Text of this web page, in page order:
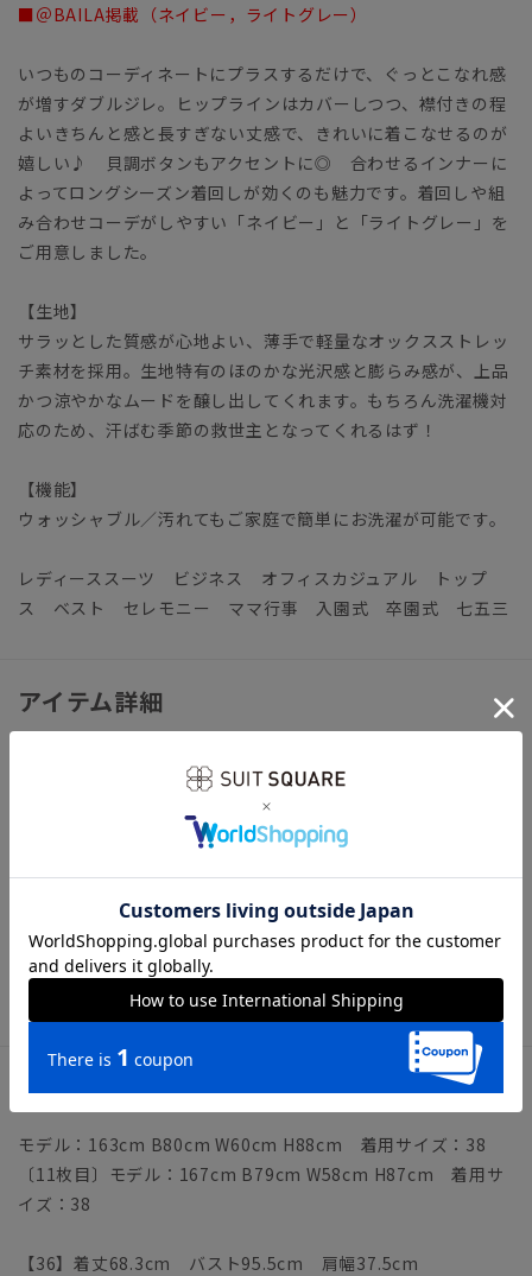
■＠BAILA掲載（ネイビー，ライトグレー）
いつものコーディネートにプラスするだけで、ぐっとこなれ感
が増すダブルジレ。ヒップラインはカバーしつつ、襟付きの程
よいきちんと感と長すぎない丈感で、きれいに着こなせるのが
嬉しい♪ 貝調ボタンもアクセントに◎ 合わせるインナーに
よってロングシーズン着回しが効くのも魅力です。着回しや組
み合わせコーデがしやすい「ネイビー」と「ライトグレー」を
ご用意しました。
【生地】
サラッとした質感が心地よい、薄手で軽量なオックスストレッ
チ素材を採用。生地特有のほのかな光沢感と膨らみ感が、上品
かつ涼やかなムードを醸し出してくれます。もちろん洗濯機対
応のため、汗ばむ季節の救世主となってくれるはず！
【機能】
ウォッシャブル／汚れてもご家庭で簡単にお洗濯が可能です。
レディーススーツ ビジネス オフィスカジュアル トップ
ス ベスト セレモニー ママ行事 入園式 卒園式 七五三
アイテム詳細
ジャケット：AT5101J1 パンツ：AT5101P1 スカート：
【仕様】ダブルブレスト／6つボタン／一重仕立て
【洗濯表示】ドライクリーニング・家庭洗濯可《洗濯機可（ネ
ット使用・弱水流）》
ウォッシャブル商品のお取扱いについて
サイズ詳細
モデル：163cm B80cm W60cm H88cm 着用サイズ：38
〔11枚目〕モデル：167cm B79cm W58cm H87cm 着用サ
イズ：38
【36】着丈68.3cm バスト95.5cm 肩幅37.5cm